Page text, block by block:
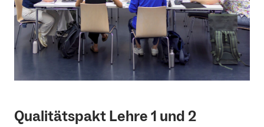
Qualitätspakt Lehre 1 und 2